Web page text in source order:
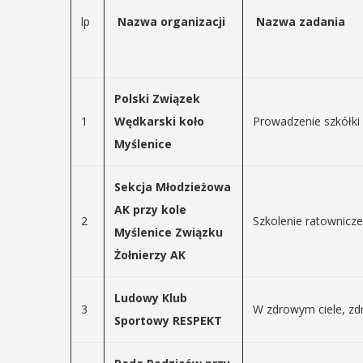
lp Nazwa organizacji Nazwa zadania
1
Polski Związek
Wędkarski koło
Myślenice
Prowadzenie
2
Sekcja Młodzieżowa
AK przy kole
Myślenice Związku
Żołnierzy AK
Szkolenie
3
Ludowy Klub
Sportowy RESPEKT
W zdrowym ciele,
i
Turnieju Myślimira.
organizowane przez
15 MAJ
Noc
W piątek 15 maja w
odbędzie się doroczna
Między godz. 17 a 23 na
POKAŻ SZCZEGÓŁY